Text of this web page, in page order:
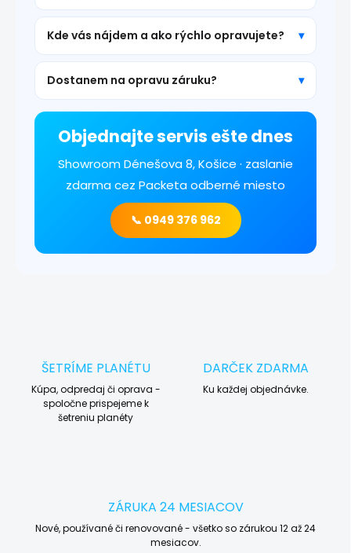
Kde vás nájdem a ako rýchlo opravujete?
Dostanem na opravu záruku?
Objednajte servis ešte dnes
Showroom Dénešova 8, Košice · zaslanie
zdarma cez Packeta odberné miesto
📞 0949 376 962
ŠETRÍME PLANÉTU
Kúpa, odpredaj či oprava -
spoločne prispejeme k
šetreniu planéty
DARČEK ZDARMA
Ku každej objednávke.
ZÁRUKA 24 MESIACOV
Nové, používané či renovované - všetko so zárukou 12 až 24
mesiacov.